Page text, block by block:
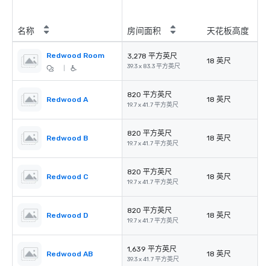
名称 房间面积 天花板高度
Redwood Room 3,278 平方英尺
39.3 x 83.3 平方英尺
18 英尺
Redwood A
820 平方英尺
19.7 x 41.7 平方英尺
18 英尺
Redwood B
820 平方英尺
19.7 x 41.7 平方英尺
18 英尺
Redwood C
820 平方英尺
19.7 x 41.7 平方英尺
18 英尺
Redwood D
820 平方英尺
19.7 x 41.7 平方英尺
18 英尺
Redwood AB
1,639 平方英尺
39.3 x 41.7 平方英尺
18 英尺